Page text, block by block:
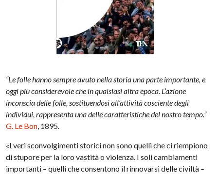
“Le folle hanno sempre avuto nella storia una parte importante, e
oggi più considerevole che in qualsiasi altra epoca. L’azione
inconscia delle folle, sostituendosi all’attività cosciente degli
individui, rappresenta una delle caratteristiche del nostro tempo.”
G. Le Bon, 1895.
«I veri sconvolgimenti storici non sono quelli che ci riempiono
di stupore per la loro vastità o violenza. I soli cambiamenti
importanti – quelli che consentono il rinnovarsi delle civiltà –